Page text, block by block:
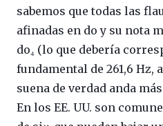
sabemos que todas las
afinadas en do y su nota
do₄ (lo que debería
fundamental de 261,6 Hz,
suena de verdad anda
En los EE. UU. son